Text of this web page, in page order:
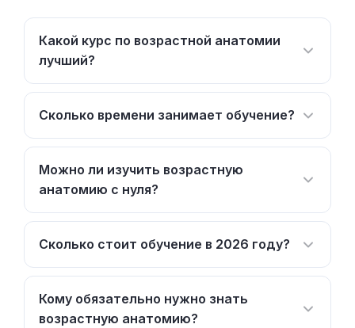
Какой курс по возрастной анатомии
лучший?
Сколько времени занимает обучение?
Можно ли изучить возрастную
анатомию с нуля?
Сколько стоит обучение в 2026 году?
Кому обязательно нужно знать
возрастную анатомию?